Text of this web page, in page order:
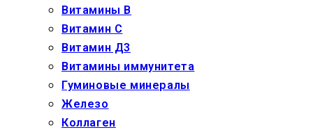
Витамины В
Витамин С
Витамин Д3
Витамины иммунитета
Гуминовые минералы
Железо
Коллаген